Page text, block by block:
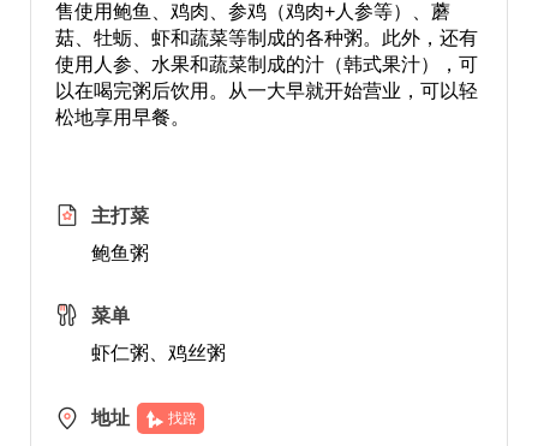
售使用鲍鱼、鸡肉、参鸡（鸡肉+人参等）、蘑
菇、牡蛎、虾和蔬菜等制成的各种粥。此外，还有
使用人参、水果和蔬菜制成的汁（韩式果汁），可
以在喝完粥后饮用。从一大早就开始营业，可以轻
松地享用早餐。
主打菜
鲍鱼粥
菜单
虾仁粥、鸡丝粥
地址 找路